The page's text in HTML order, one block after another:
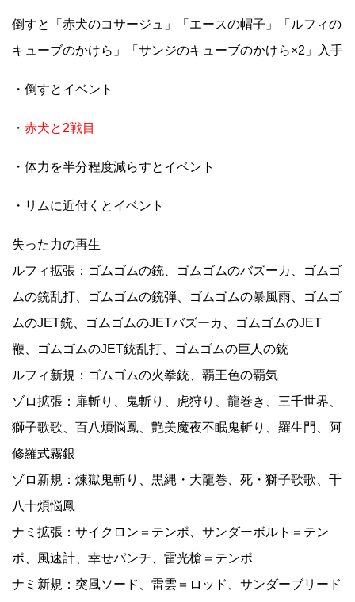
倒すと「赤犬のコサージュ」「エースの帽子」「ルフィの
キューブのかけら」「サンジのキューブのかけら×2」入手
・倒すとイベント
・ 赤犬と2戦目
・体力を半分程度減らすとイベント
・リムに近付くとイベント
失った力の再生
ルフィ拡張：ゴムゴムの銃、ゴムゴムのバズーカ、ゴムゴ
ムの銃乱打、ゴムゴムの銃弾、ゴムゴムの暴風雨、ゴムゴ
ムのJET銃、ゴムゴムのJETバズーカ、ゴムゴムのJET
鞭、ゴムゴムのJET銃乱打、ゴムゴムの巨人の銃
ルフィ新規：ゴムゴムの火拳銃、覇王色の覇気
ゾロ拡張：扉斬り、鬼斬り、虎狩り、龍巻き、三千世界、
獅子歌歌、百八煩悩鳳、艶美魔夜不眠鬼斬り、羅生門、阿
修羅式霧銀
ゾロ新規：煉獄鬼斬り、黒縄・大龍巻、死・獅子歌歌、千
八十煩悩鳳
ナミ拡張：サイクロン＝テンポ、サンダーボルト＝テン
ポ、風速計、幸せパンチ、雷光槍＝テンポ
ナミ新規：突風ソード、雷雲＝ロッド、サンダーブリード